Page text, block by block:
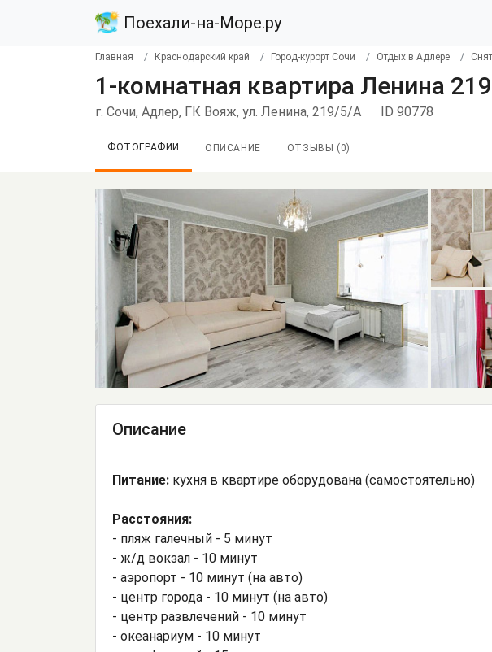
Поехали-на-Море.ру
Главная Краснодарский край Город-курорт Сочи Отдых в Адлере
1-комнатная квартира Ленина
г. Сочи, Адлер, ГК Вояж, ул. Ленина, 219/5/А ID 90778
ФОТОГРАФИИ ОПИСАНИЕ ОТЗЫВЫ ( 0)
Описание
Питание: кухня в квартире оборудована (самостоятельно)
Расстояния:
- пляж галечный - 5 минут
- ж/д вокзал - 10 минут
- аэропорт - 10 минут (на авто)
- центр города - 10 минут (на авто)
- центр развлечений - 10 минут
- океанариум - 10 минут